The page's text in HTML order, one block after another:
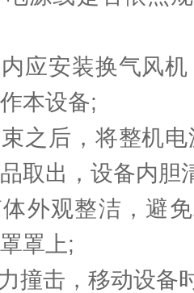
安装换气风机
本设备;
后，将整机电
取出，设备内胆
观整洁，避免
罩上;
击，移动设备